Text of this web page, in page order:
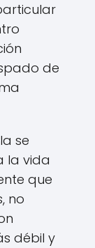
de
se
la vida
que
no
débil y